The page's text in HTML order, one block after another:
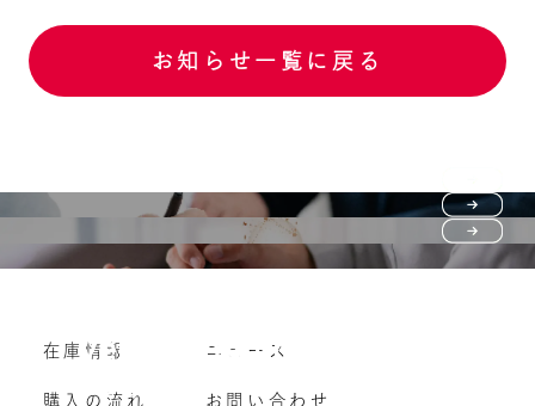
お知らせ一覧に戻る
購入の流れ
よくいただくご質問
Vehicle purchase
車両買い取り
在庫情報
購入の流れ
ニュース
お問い合わせ